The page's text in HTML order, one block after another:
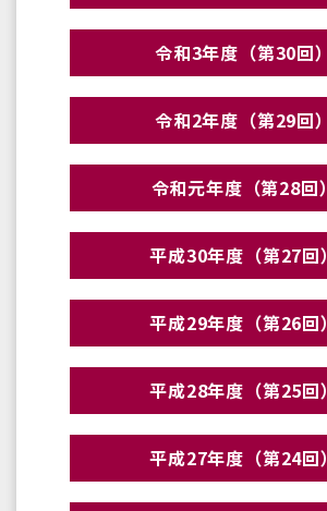
令和3年度（第30回）
令和2年度（第29回）
令和元年度（第28回）
平成30年度（第27回）
平成29年度（第26回）
平成28年度（第25回）
平成27年度（第24回）